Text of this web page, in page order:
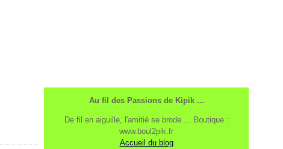
Au fil des Passions de Kipik ...
De fil en aiguille, l'amitié se brode.... Boutique :
www.boul2pik.fr
Accueil du blog